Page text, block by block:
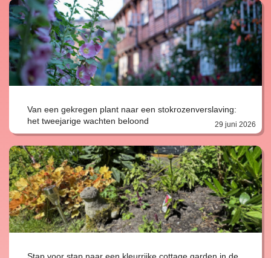
Van een gekregen plant naar een stokrozenverslaving:
het tweejarige wachten beloond
29 juni 2026